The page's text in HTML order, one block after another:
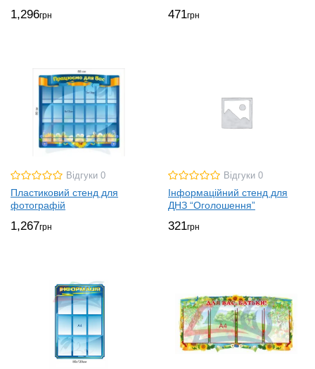
1,296грн 471грн
Відгуки 0
Пластиковий стенд для
фотографій
1,267грн
Відгуки 0
Інформаційний стенд для
ДНЗ “Оголошення”
321грн